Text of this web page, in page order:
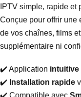
IPTV simple, rapide et
Conçue pour offrir une
de vos chaînes, films
supplémentaire ni
✔️ Application intuitive
✔️ Installation rapide